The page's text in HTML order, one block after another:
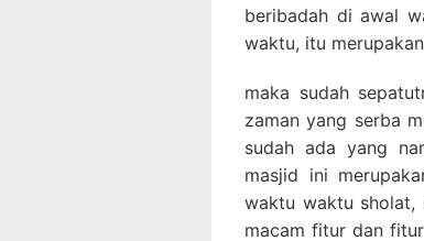
beribadah di awal
waktu, itu
maka sudah
zaman yang serba
sudah ada yang
masjid ini
waktu waktu sholat,
macam fitur dan